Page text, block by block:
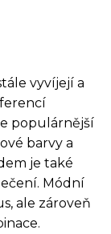
vyvíjejí a
populárnější
barvy a
je také
Módní
ale zároveň